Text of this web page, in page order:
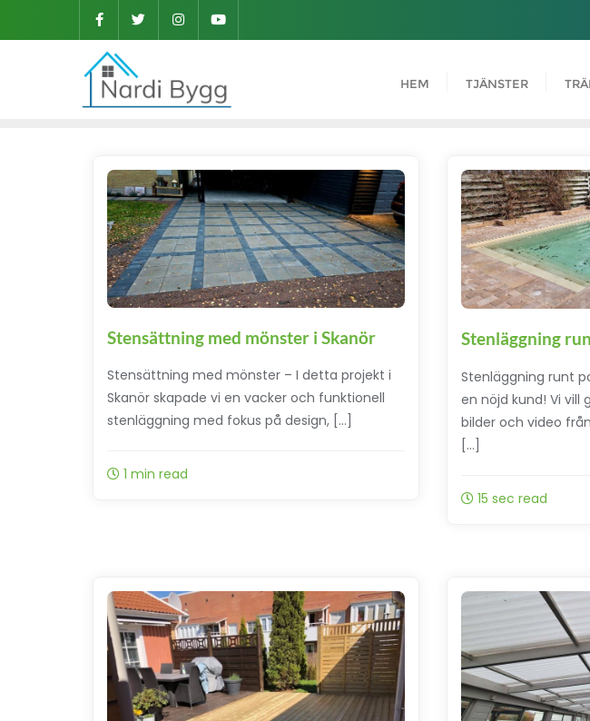
HEM TJÄNSTER
Stensättning med mönster i Skanör
Stensättning med mönster – I detta projekt i
Skanör skapade vi en vacker och funktionell
stenläggning med fokus på design, […]
1 min read
Stenläggning
Stenläggning runt
en nöjd kund! Vi vill
bilder och video
[…]
15 sec read